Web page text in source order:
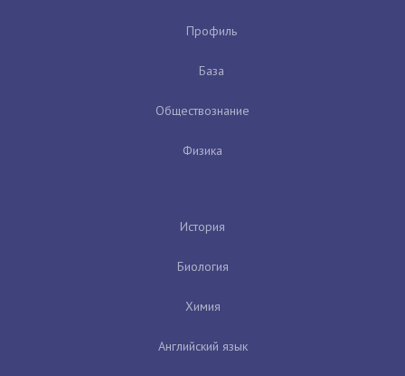
Профиль
База
Обществознание
Физика
История
Биология
Химия
Английский язык